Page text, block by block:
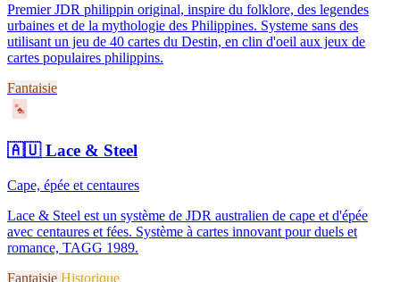
Premier JDR philippin original, inspire du folklore, des legendes
urbaines et de la mythologie des Philippines. Systeme sans des
utilisant un jeu de 40 cartes du Destin, en clin d'oeil aux jeux de
cartes populaires philippins.
Fantaisie
♠
🇦🇺Lace & Steel
Cape, épée et centaures
Lace & Steel est un système de JDR australien de cape et d'épée
avec centaures et fées. Système à cartes innovant pour duels et
romance, TAGG 1989.
Fantaisie Historique